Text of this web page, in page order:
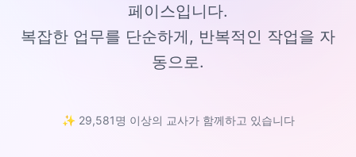
페이스입니다.
복잡한 업무를 단순하게, 반복적인 작업을 자
동으로.
✨ 29,581명 이상의 교사가 함께하고 있습니다